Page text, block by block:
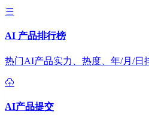
AI 产品排行榜
热门AI产品实力、热度、年/月/日
AI产品提交